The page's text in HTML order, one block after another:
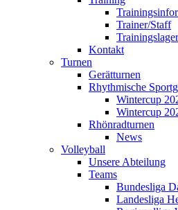
Trainer/Staff
Trainingslager
Kontakt
Turnen
Gerätturnen
Rhythmische
Wintercup
Wintercup
Rhönradturnen
News
Volleyball
Unsere Abteilung
Teams
Bundesliga
Landesliga